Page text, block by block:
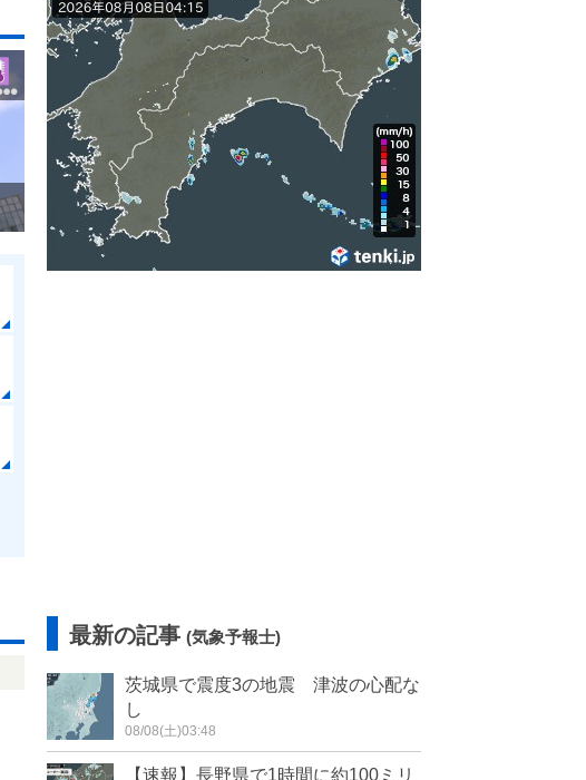
最新の記事 (気象予報士)
茨城県で震度3の地震 津波の心配な
し
08/08(土)03:48
【速報】長野県で1時間に約100ミリ